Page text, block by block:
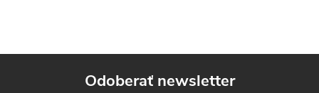
Odoberať newsletter